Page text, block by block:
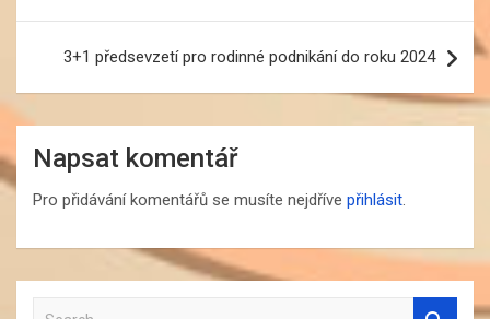
3+1 předsevzetí pro rodinné podnikání do roku 2024
Napsat komentář
Pro přidávání komentářů se musíte nejdříve přihlásit.